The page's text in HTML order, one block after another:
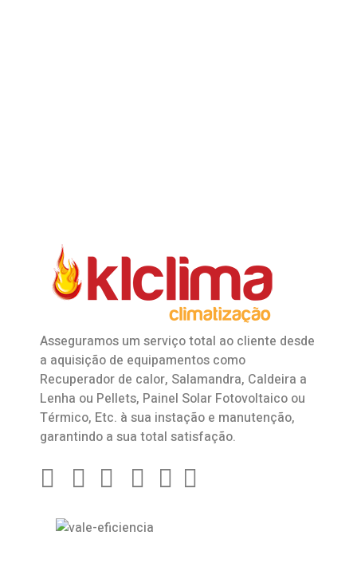
Asseguramos um serviço total ao cliente desde
a aquisição de equipamentos como
Recuperador de calor, Salamandra, Caldeira a
Lenha ou Pellets, Painel Solar Fotovoltaico ou
Térmico, Etc. à sua instação e manutenção,
garantindo a sua total satisfação.